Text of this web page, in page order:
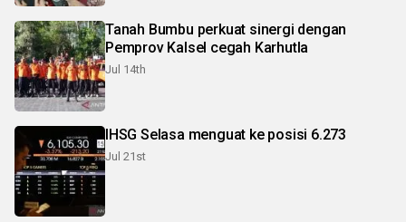
Tanah Bumbu perkuat sinergi dengan
Pemprov Kalsel cegah Karhutla
Jul 14th
IHSG Selasa menguat ke posisi 6.273
Jul 21st